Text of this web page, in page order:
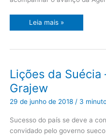
Leia mais »
Lições da
Grajew
29 de junho de 2018 / 3
Sucesso do país se deve a
convidado pelo governo
Lições
da
Suécia
–
artigo
de
Oded